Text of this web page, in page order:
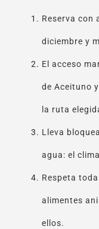
Reserva con
diciembre y
El acceso
de Aceituno
la ruta
Lleva
agua: el
Respeta
alimentes
ellos.